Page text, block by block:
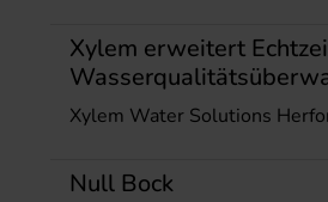
Xylem erweitert
Xylem Water Solutions
Null Bock